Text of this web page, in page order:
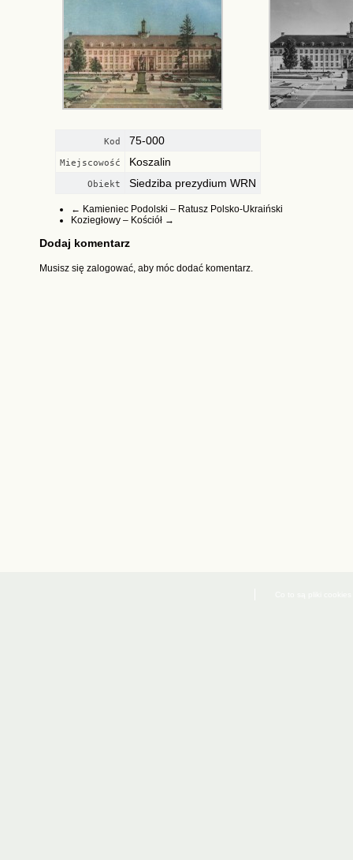
Kod 75-000
Miejscowość Koszalin
Obiekt Siedziba prezydium WRN
← Kamieniec Podolski – Ratusz Polsko-Ukraiński
Koziegłowy – Kościół →
Dodaj komentarz
Musisz się zalogować, aby móc dodać komentarz.